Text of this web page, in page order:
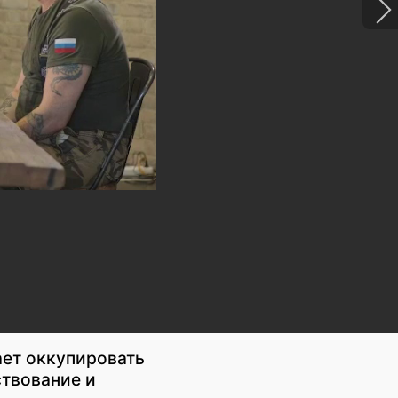
оккупировать
и